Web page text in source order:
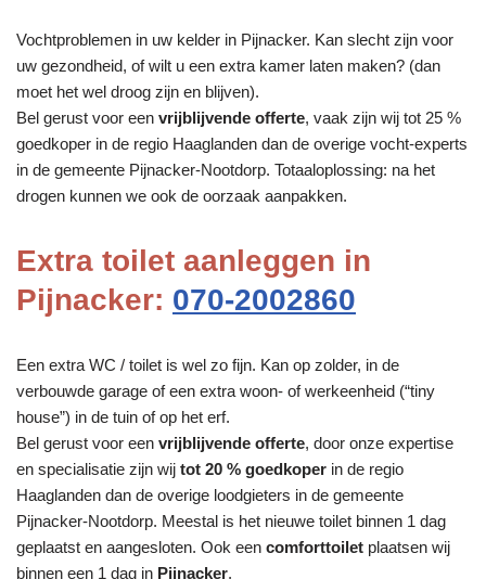
Vochtproblemen in uw kelder in Pijnacker. Kan slecht zijn voor
uw gezondheid, of wilt u een extra kamer laten maken? (dan
moet het wel droog zijn en blijven).
Bel gerust voor een vrijblijvende offerte, vaak zijn wij tot 25 %
goedkoper in de regio Haaglanden dan de overige vocht-experts
in de gemeente Pijnacker-Nootdorp. Totaaloplossing: na het
drogen kunnen we ook de oorzaak aanpakken.
Extra toilet aanleggen in
Pijnacker: 070-2002860
Een extra WC / toilet is wel zo fijn. Kan op zolder, in de
verbouwde garage of een extra woon- of werkeenheid (“tiny
house”) in de tuin of op het erf.
Bel gerust voor een vrijblijvende offerte, door onze expertise
en specialisatie zijn wij tot 20 % goedkoper in de regio
Haaglanden dan de overige loodgieters in de gemeente
Pijnacker-Nootdorp. Meestal is het nieuwe toilet binnen 1 dag
geplaatst en aangesloten. Ook een comforttoilet plaatsen wij
binnen een 1 dag in Pijnacker.